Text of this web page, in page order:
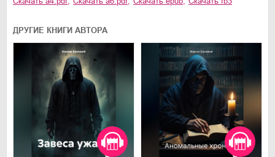
03.mp3 14:00
ДРУГИЕ КНИГИ АВТОРА